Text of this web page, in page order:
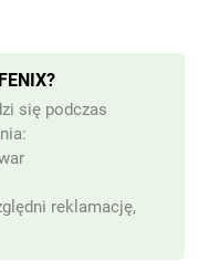
się podczas
reklamację,